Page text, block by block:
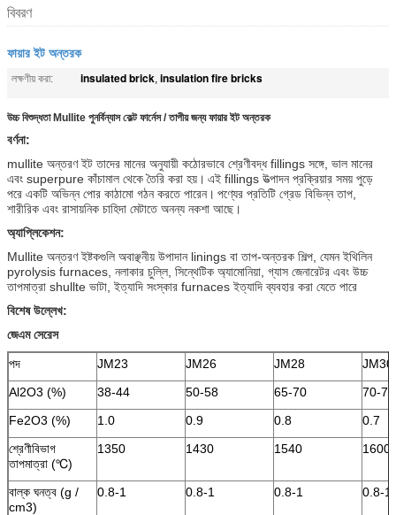
বিবরণ
ফায়ার ইট অন্তরক
লক্ষণীয় করা: insulated brick, insulation fire bricks
উচ্চ বিশুদ্ধতা Mullite পুনর্বিন্যাস কেল্ট ফার্নেস / তাপীয় জন্য ফায়ার ইট অন্তরক
বর্ণনা:
mullite অন্তরণ ইট তাদের মানের অনুযায়ী কঠোরভাবে শ্রেণীবদ্ধ fillings সঙ্গে, ভাল মানের
এবং superpure কাঁচামাল থেকে তৈরি করা হয়। এই fillings উত্পাদন প্রক্রিয়ার সময় পুড়ে
পরে একটি অভিন্ন পোর কাঠামো গঠন করতে পারেন। পণ্যের প্রতিটি গ্রেড বিভিন্ন তাপ,
শারীরিক এবং রাসায়নিক চাহিদা মেটাতে অনন্য নকশা আছে।
অ্যাপ্লিকেশন:
Mullite অন্তরণ ইষ্টকগুলি অবাঞ্ছনীয় উপাদান linings বা তাপ-অন্তরক শিল্প, যেমন ইথিলিন
pyrolysis furnaces, নলাকার চুল্লি, সিন্থেটিক অ্যামোনিয়া, গ্যাস জেনারেটর এবং উচ্চ
তাপমাত্রা shullte ভাটা, ইত্যাদি সংস্কার furnaces ইত্যাদি ব্যবহার করা যেতে পারে
বিশেষ উল্লেখ:
জেএম সেরেস
পদ JM23 JM26 JM28
JM30
Al2O3 (%)
38-44 50-58 65-70
70-73
Fe2O3 (%)
1.0 0.9 0.8
0.7
শ্রেণীবিভাগ
তাপমাত্রা (℃)
1350 1430 1540 1600
বাল্ক ঘনত্ব (g /
cm3)
0.8-1 0.8-1 0.8-1 0.8-1